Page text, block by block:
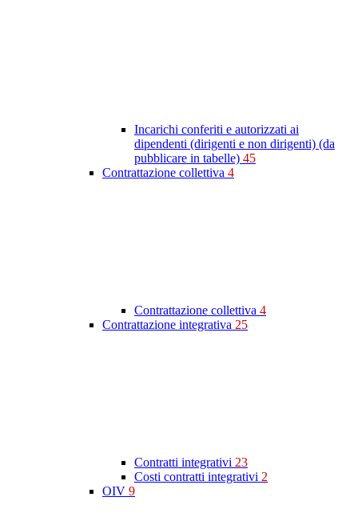
Incarichi conferiti e autorizzati ai
dipendenti (dirigenti e non dirigenti) (da
pubblicare in tabelle) 45
Contrattazione collettiva 4
Contrattazione collettiva 4
Contrattazione integrativa 25
Contratti integrativi 23
Costi contratti integrativi 2
OIV 9